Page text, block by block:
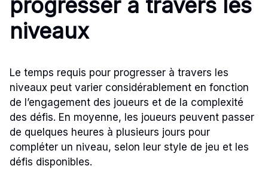
progresser à travers les
niveaux
Le temps requis pour progresser à travers les
niveaux peut varier considérablement en fonction
de l’engagement des joueurs et de la complexité
des défis. En moyenne, les joueurs peuvent passer
de quelques heures à plusieurs jours pour
compléter un niveau, selon leur style de jeu et les
défis disponibles.